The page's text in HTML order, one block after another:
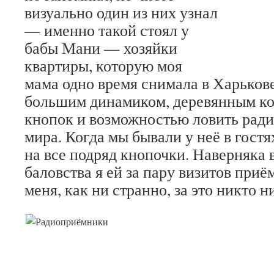
визуально один из них узнал
— именно такой стоял у
бабы Мани — хозяйки
квартиры, которую моя
мама одно время снимала в
большим динамиком, деревянным
кнопок и возможностью ловить
мира. Когда мы бывали у неё в
на все подряд кнопочки. Наверняка
баловства я ей за пару визитов
меня, как ни странно, за это никто